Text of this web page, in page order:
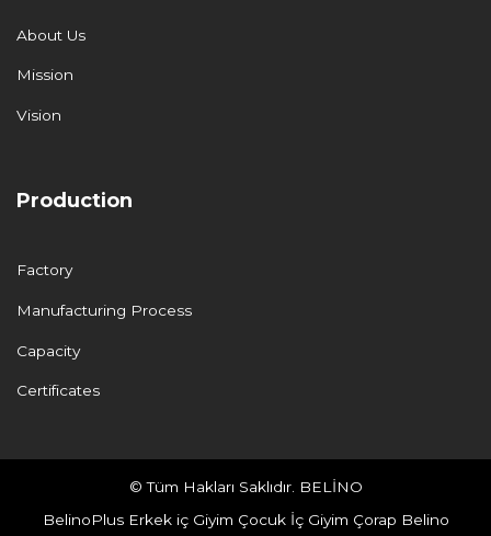
About Us
Mission
Vision
Production
Factory
Manufacturing Process
Capacity
Certificates
© Tüm Hakları Saklıdır. BELİNO
BelinoPlus Erkek iç Giyim Çocuk İç Giyim Çorap Belino